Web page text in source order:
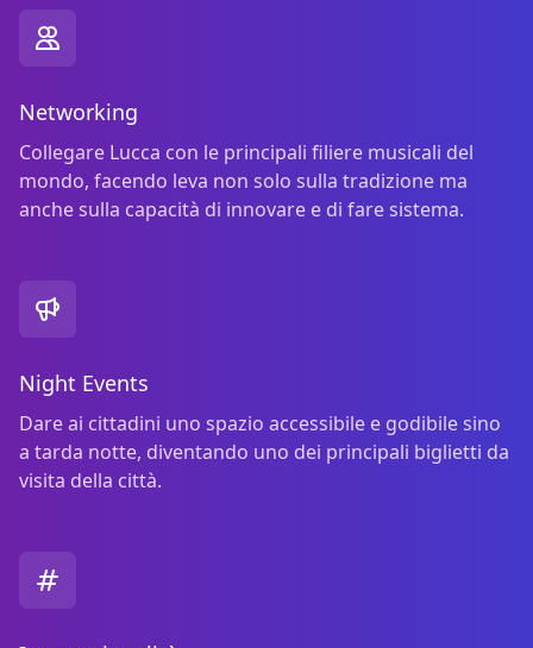
Networking
Collegare Lucca con le principali filiere musicali del
mondo, facendo leva non solo sulla tradizione ma
anche sulla capacità di innovare e di fare sistema.
Night Events
Dare ai cittadini uno spazio accessibile e godibile sino
a tarda notte, diventando uno dei principali biglietti da
visita della città.